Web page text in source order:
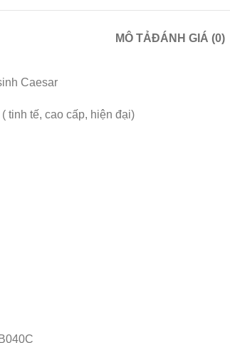
MÔ TẢĐÁNH GIÁ (0)
Caesar
tinh tế, cao cấp, hiện đại)